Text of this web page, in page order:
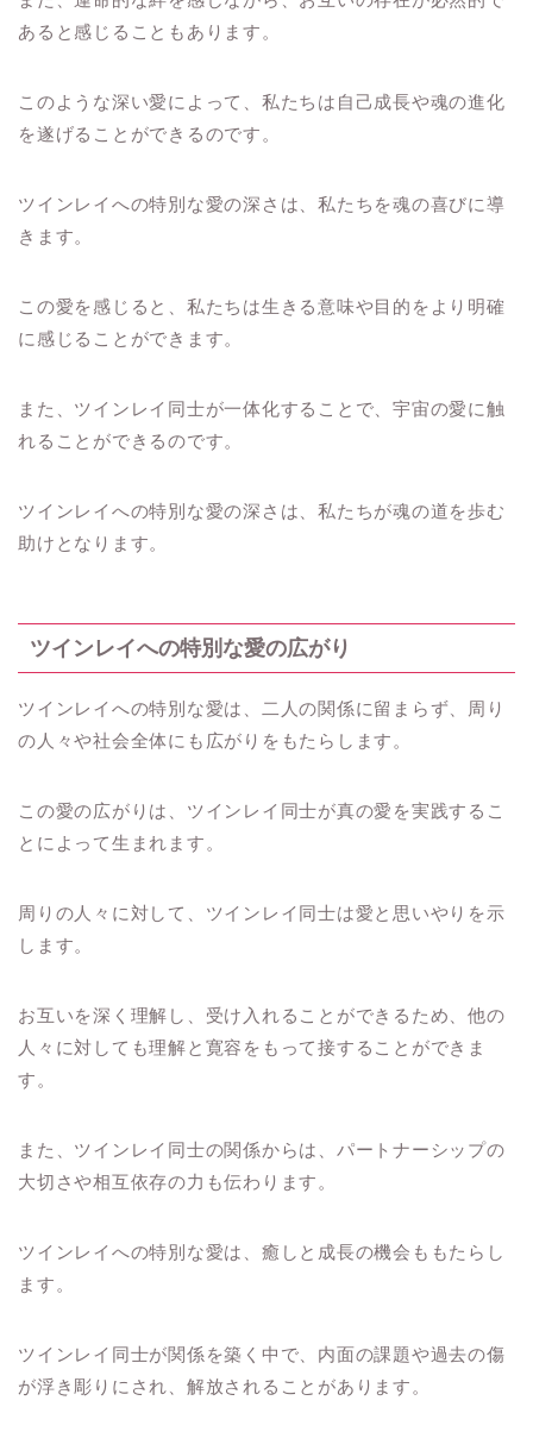
あると感じることもあります。
このような深い愛によって、私たちは自己成長や魂の進化
を遂げることができるのです。
ツインレイへの特別な愛の深さは、私たちを魂の喜びに導
きます。
この愛を感じると、私たちは生きる意味や目的をより明確
に感じることができます。
また、ツインレイ同士が一体化することで、宇宙の愛に触
れることができるのです。
ツインレイへの特別な愛の深さは、私たちが魂の道を歩む
助けとなります。
ツインレイへの特別な愛の広がり
ツインレイへの特別な愛は、二人の関係に留まらず、周り
の人々や社会全体にも広がりをもたらします。
この愛の広がりは、ツインレイ同士が真の愛を実践するこ
とによって生まれます。
周りの人々に対して、ツインレイ同士は愛と思いやりを示
します。
お互いを深く理解し、受け入れることができるため、他の
人々に対しても理解と寛容をもって接することができま
す。
また、ツインレイ同士の関係からは、パートナーシップの
大切さや相互依存の力も伝わります。
ツインレイへの特別な愛は、癒しと成長の機会ももたらし
ます。
ツインレイ同士が関係を築く中で、内面の課題や過去の傷
が浮き彫りにされ、解放されることがあります。